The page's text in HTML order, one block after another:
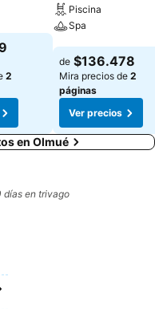
2
Piscina
Spa
Ver precios
de $136.478
Mira precios de 2
páginas
Ver precios
en Olmué
días en trivago